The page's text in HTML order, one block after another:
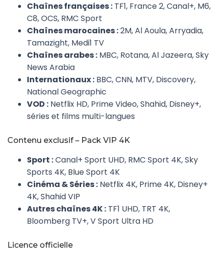
Chaînes françaises : TF1, France 2, Canal+, M6,
C8, OCS, RMC Sport
Chaînes marocaines :2M, Al Aoula, Arryadia,
Tamazight, Medi1 TV
Chaînes arabes : MBC, Rotana, Al Jazeera, Sky
News Arabia
Internationaux : BBC, CNN, MTV, Discovery,
National Geographic
VOD : Netflix HD, Prime Video, Shahid, Disney+,
séries et films multi-langues
Contenu exclusif – Pack VIP 4K
Sport :Canal+ Sport UHD, RMC Sport 4K, Sky
Sports 4K, Blue Sport 4K
Cinéma & Séries : Netflix 4K, Prime 4K, Disney+
4K, Shahid VIP
Autres chaînes 4K : TF1 UHD, TRT 4K,
Bloomberg TV+, V Sport Ultra HD
Licence officielle